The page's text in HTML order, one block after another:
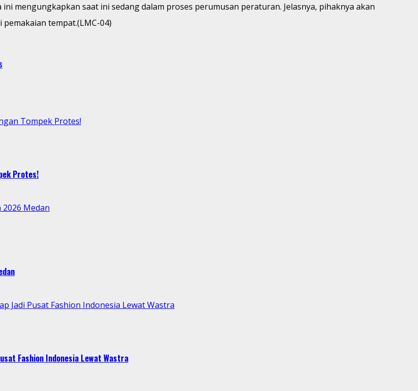
mengungkapkan saat ini sedang dalam proses perumusan peraturan. Jelasnya, pihaknya akan
tempat.(LMC-04)
Tompek Protes!
Protes!
Medan
Jadi Pusat Fashion Indonesia Lewat Wastra
Fashion Indonesia Lewat Wastra